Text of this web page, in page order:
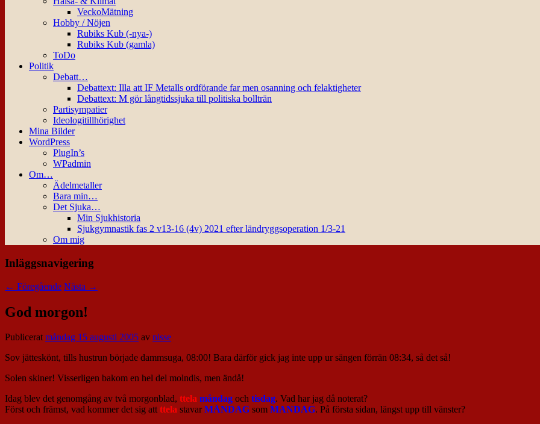
VeckoMätning
Hobby / Nöjen
Rubiks Kub (-nya-)
Rubiks Kub (gamla)
ToDo
Politik
Debatt…
Debattext: Illa att IF Metalls ordförande far men osanning och felaktigheter
Debattext: M gör långtidssjuka till politiska bollträn
Partisympatier
Ideologitillhörighet
Mina Bilder
WordPress
PlugIn’s
WPadmin
Om…
Ädelmetaller
Bara min…
Det Sjuka…
Min Sjukhistoria
Sjukgymnastik fas 2 v13-16 (4v) 2021 efter ländryggsoperation 1/3-21
Om mig
Inläggsnavigering
← Föregående Nästa →
God morgon!
Publiceratmåndag 15 augusti 2005 av nisse
Sov jätteskönt, tills hustrun började dammsuga, 08:00! Bara därför gick jag inte upp ur sängen förrän 08:34, så det så!
Solen skiner! Visserligen bakom en hel del molndis, men ändå!
Idag blev det genomgång av två morgonblad, ttela måndag och tisdag. Vad har jag då noterat?
Först och främst, vad kommer det sig attttela stavarMÅNDAG som MANDAG. På första sidan, längst upp till vänster?